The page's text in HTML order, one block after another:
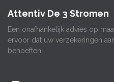
Attentiv De 3 Stromen
Een onafhankelijk advies op
ervoor dat uw verzekeringen
behoeften.